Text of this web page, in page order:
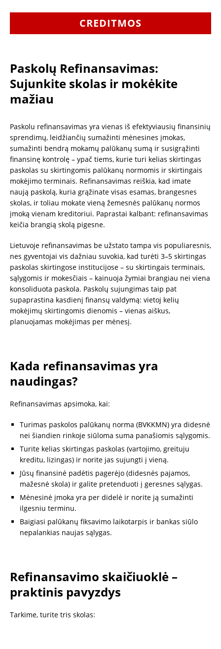
CREDITMOS
Paskolų Refinansavimas:
Sujunkite skolas ir mokėkite
mažiau
Paskolu refinansavimas yra vienas iš efektyviausių finansinių
sprendimų, leidžiančių sumažinti mėnesines įmokas,
sumažinti bendrą mokamų palūkanų sumą ir susigrąžinti
finansinę kontrolę – ypač tiems, kurie turi kelias skirtingas
paskolas su skirtingomis palūkanų normomis ir skirtingais
mokėjimo terminais. Refinansavimas reiškia, kad imate
naują paskolą, kuria grąžinate visas esamas, brangesnes
skolas, ir toliau mokate vieną žemesnės palūkanų normos
įmoką vienam kreditoriui. Paprastai kalbant: refinansavimas
keičia brangią skolą pigesne.
Lietuvoje refinansavimas be užstato tampa vis populiaresnis,
nes gyventojai vis dažniau suvokia, kad turėti 3–5 skirtingas
paskolas skirtingose institucijose – su skirtingais terminais,
sąlygomis ir mokesčiais – kainuoja žymiai brangiau nei viena
konsoliduota paskola. Paskolų sujungimas taip pat
supaprastina kasdienį finansų valdymą: vietoj kelių
mokėjimų skirtingomis dienomis – vienas aiškus,
planuojamas mokėjimas per mėnesį.
Kada refinansavimas yra
naudingas?
Refinansavimas apsimoka, kai:
Turimas paskolos palūkanų norma (BVKKMN) yra didesnė
nei šiandien rinkoje siūloma suma panašiomis sąlygomis.
Turite kelias skirtingas paskolas (vartojimo, greituju
kreditu, lizingas) ir norite jas sujungti į vieną.
Jūsų finansinė padėtis pagerėjo (didesnės pajamos,
mažesnė skola) ir galite pretenduoti į geresnes sąlygas.
Mėnesinė įmoka yra per didelė ir norite ją sumažinti
ilgesniu terminu.
Baigiasi palūkanų fiksavimo laikotarpis ir bankas siūlo
nepalankias naujas sąlygas.
Refinansavimo skaičiuoklė –
praktinis pavyzdys
Tarkime, turite tris skolas: